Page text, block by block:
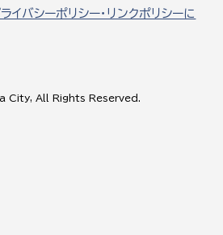
イバシーポリシー・リンクポリシーに
City, All Rights Reserved.